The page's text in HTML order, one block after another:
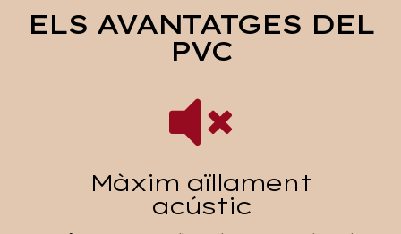
ELS AVANTATGES DEL
PVC

Màxim aïllament
acústic